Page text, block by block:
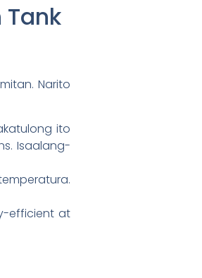
Narito
ito
Isaalang-
efficient at